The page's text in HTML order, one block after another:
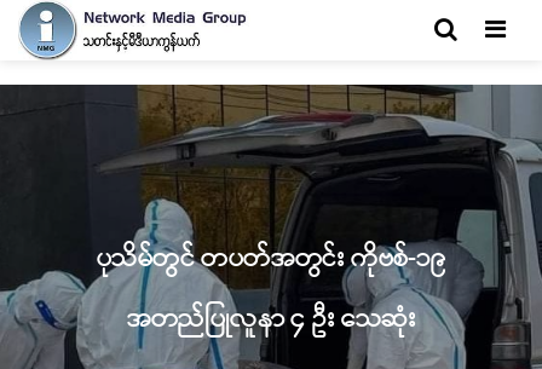
ပုသိမ်တွင် တပတ်အတွင်း ကိုဗစ်-၁၉
အတည်ပြုလူနာ ၄ ဦး သေဆုံး